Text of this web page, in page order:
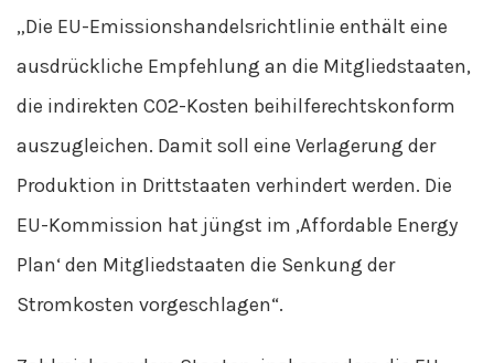
„Die EU-Emissionshandelsrichtlinie enthält eine
ausdrückliche Empfehlung an die Mitgliedstaaten,
die indirekten CO2-Kosten beihilferechtskonform
auszugleichen. Damit soll eine Verlagerung der
Produktion in Drittstaaten verhindert werden. Die
EU-Kommission hat jüngst im ‚Affordable Energy
Plan‘ den Mitgliedstaaten die Senkung der
Stromkosten vorgeschlagen“.